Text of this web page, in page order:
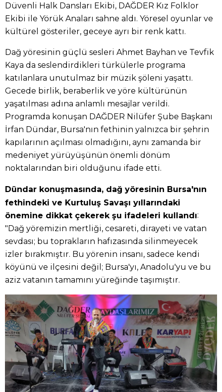
Düvenli Halk Dansları Ekibi, DAĞDER Kız Folklor
Ekibi ile Yörük Anaları sahne aldı. Yöresel oyunlar ve
kültürel gösteriler, geceye ayrı bir renk kattı.
Dağ yöresinin güçlü sesleri Ahmet Bayhan ve Tevfik
Kaya da seslendirdikleri türkülerle programa
katılanlara unutulmaz bir müzik şöleni yaşattı.
Gecede birlik, beraberlik ve yöre kültürünün
yaşatılması adına anlamlı mesajlar verildi.
Programda konuşan DAĞDER Nilüfer Şube Başkanı
İrfan Dündar, Bursa'nın fethinin yalnızca bir şehrin
kapılarının açılması olmadığını, aynı zamanda bir
medeniyet yürüyüşünün önemli dönüm
noktalarından biri olduğunu ifade etti.
Dündar konuşmasında, dağ yöresinin Bursa'nın
fethindeki ve Kurtuluş Savaşı yıllarındaki
önemine dikkat çekerek şu ifadeleri kullandı:
"Dağ yöremizin mertliği, cesareti, dirayeti ve vatan
sevdası; bu toprakların hafızasında silinmeyecek
izler bırakmıştır. Bu yörenin insanı, sadece kendi
köyünü ve ilçesini değil; Bursa'yı, Anadolu'yu ve bu
aziz vatanın tamamını yüreğinde taşımıştır.